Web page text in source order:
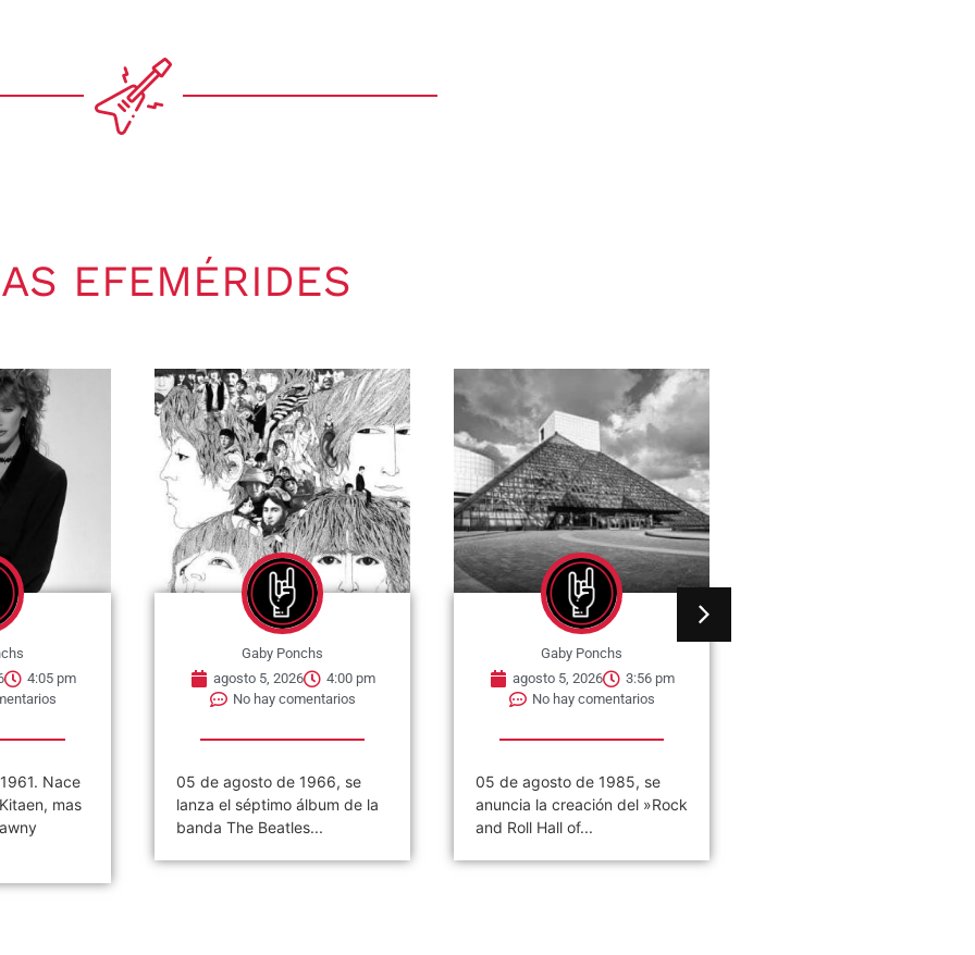
EFEMÉRIDES
4:00 pm
se
de la
Gaby Ponchs
agosto 5, 2026
3:56 pm
No hay comentarios
05 de agosto de 1985, se
anuncia la creación del »Rock
and Roll Hall of...
Gaby Ponchs
agosto 5, 2026
3:53 pm
No hay comentarios
05 de agosto de 2003. Se
publica el álbum llamado
«Thickskin». Es el cuarto